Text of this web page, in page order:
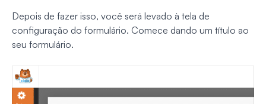
Depois de fazer isso, você será levado à tela de
configuração do formulário. Comece dando um título ao
seu formulário.